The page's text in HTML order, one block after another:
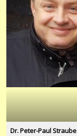
Dr. Peter-Paul Straube